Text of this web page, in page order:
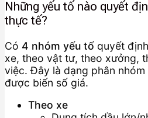
Những yếu tố nào quyết
thực tế?
Có 4 nhóm yếu tố quyết
xe, theo vật tư, theo xưởng,
việc. Đây là dạng phân
được biến số giá.
Theo xe